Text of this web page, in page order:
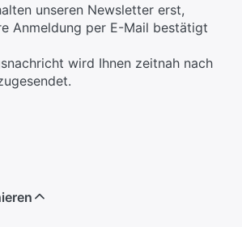
unseren Newsletter erst,
Anmeldung per E-Mail bestätigt
wird Ihnen zeitnah nach